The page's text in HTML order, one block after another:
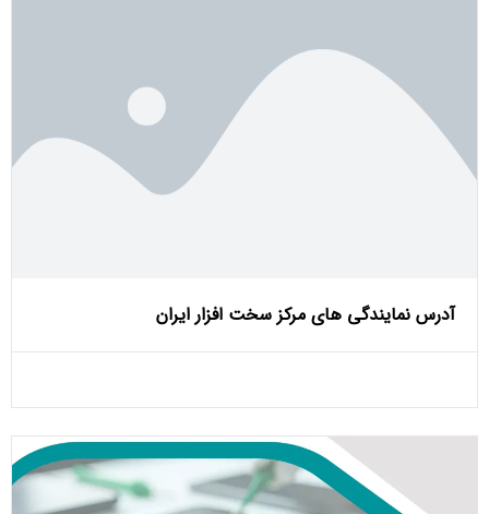
آدرس نمایندگی های مرکز سخت افزار ایران